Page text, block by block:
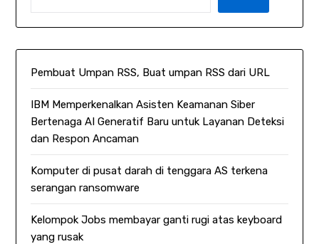
Pembuat Umpan RSS, Buat umpan RSS dari URL
IBM Memperkenalkan Asisten Keamanan Siber
Bertenaga AI Generatif Baru untuk Layanan Deteksi
dan Respon Ancaman
Komputer di pusat darah di tenggara AS terkena
serangan ransomware
Kelompok Jobs membayar ganti rugi atas keyboard
yang rusak